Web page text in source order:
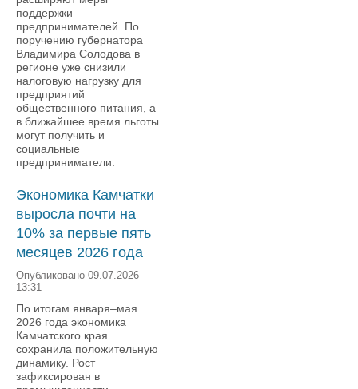
поддержки
предпринимателей. По
поручению губернатора
Владимира Солодова в
регионе уже снизили
налоговую нагрузку для
предприятий
общественного питания, а
в ближайшее время льготы
могут получить и
социальные
предприниматели.
Экономика Камчатки
выросла почти на
10% за первые пять
месяцев 2026 года
Опубликовано 09.07.2026
13:31
По итогам января–мая
2026 года экономика
Камчатского края
сохранила положительную
динамику. Рост
зафиксирован в